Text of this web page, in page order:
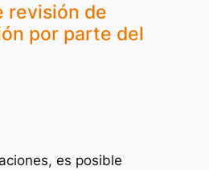
revisión de
por parte del
, es posible